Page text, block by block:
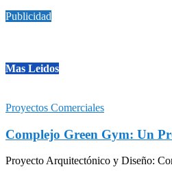
Publicidad
Mas Leidos
Proyectos Comerciales
Complejo Green Gym: Un
Proyecto Arquitectónico y Diseño: